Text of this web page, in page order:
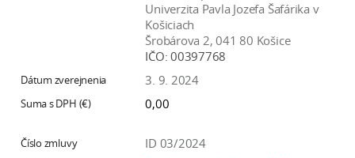
Univerzita Pavla Jozefa Šafárika v
Košiciach
Šrobárova 2, 041 80 Košice
IČO: 00397768
3. 9. 2024
0,00
ID 03/2024